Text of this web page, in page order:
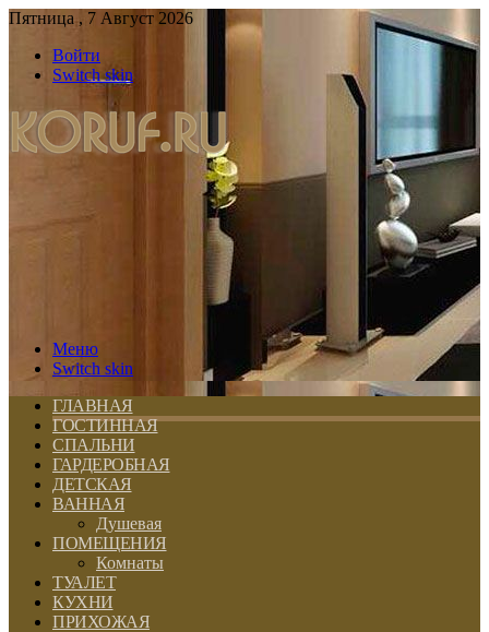
Пятница , 7 Август 2026
Войти
Switch skin
Меню
Switch skin
ГЛАВНАЯ
ГОСТИННАЯ
СПАЛЬНИ
ГАРДЕРОБНАЯ
ДЕТСКАЯ
ВАННАЯ
Душевая
ПОМЕЩЕНИЯ
Комнаты
ТУАЛЕТ
КУХНИ
ПРИХОЖАЯ